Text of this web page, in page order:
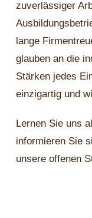
zuverlässiger
lange
glauben an die
Stärken jedes
einzigartig und
Lernen Sie uns
informieren Sie
unsere offenen